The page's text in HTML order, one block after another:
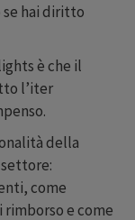
hai diritto
è che il
l’iter
della
come
e come